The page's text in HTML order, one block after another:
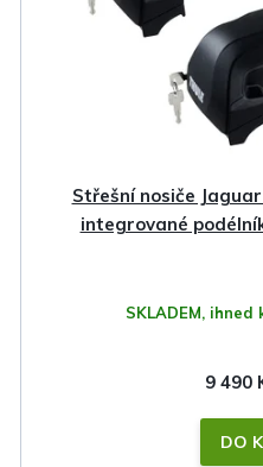
Střešní nosiče
integrované
SKLADEM, ihned
9 490
DO